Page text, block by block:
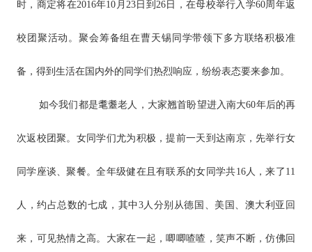
时，商定将在2016年10月23日到26日，在母校举行入学60周年返
校团聚活动。聚会筹备组在曹天锡同学带领下多方联络积极准
备，得到生活在国内外的同学们热烈响应，纷纷表态要来参加。
如今我们都是耄耋老人，大家翘首盼望进入南大60年后的再
次返校团聚。女同学们尤为积极，提前一天到达南京，先举行女
同学座谈、聚餐。全年级健在且有联系的女同学共16人，来了11
人，约占总数的七成，其中3人分别从德国、美国、澳大利亚回
来，可见热情之高。大家在一起，唧唧喳喳，笑声不断，仿佛回